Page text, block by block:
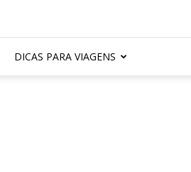
DICAS PARA VIAGENS